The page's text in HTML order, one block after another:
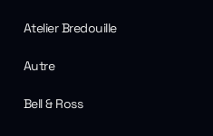
Atelier Bredouille
Autre
Bell & Ross